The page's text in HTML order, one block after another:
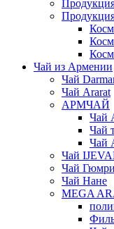
Чай из Армении
Чай
Чай Ararat
АРМЧАЙ
Чай
Чай
Чай
Чай
Чай Гюмри
Чай Нане
MEGA